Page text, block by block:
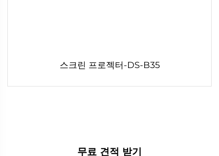
스크린 프로젝터-DS-B35
무료 견적 받기